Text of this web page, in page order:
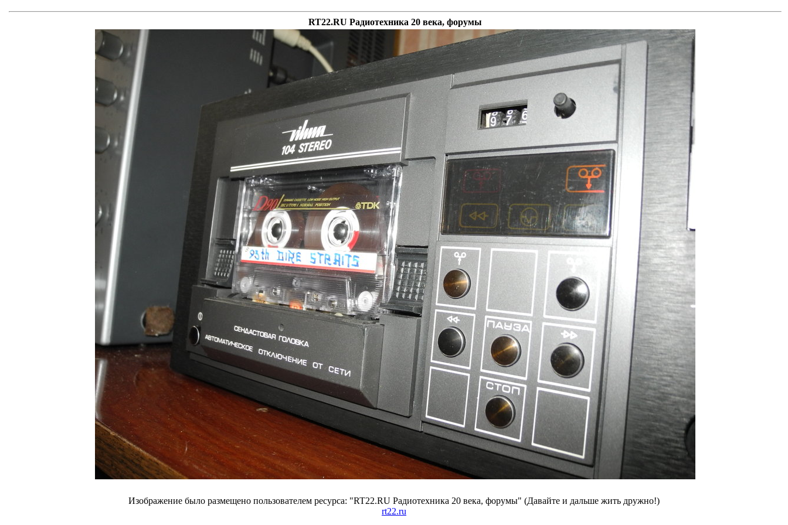
RT22.RU Радиотехника 20 века, форумы
Изображение было размещено пользователем ресурса: "RT22.RU Радиотехника 20 века, форумы" (Давайте и дальше жить дружно!)
rt22.ru